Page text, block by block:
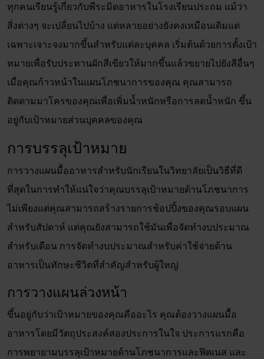
ทุกคนเรียนรู้เกี่ยวกับพีระมิดอาหารในโรงเรียนประถม แม้ว่า
สิ่งต่างๆ จะเปลี่ยนไปบ้าง แต่หลายอย่างยังคงเหมือนเดิมแต่
เฉพาะเจาะจงมากขึ้นสำหรับแต่ละบุคคล เริ่มต้นด้วยการตั้งเป้า
หมายเพื่อรับประทานผักสีเขียวให้มากขึ้นแล้วขยายไปยังสีอื่นๆ
เมื่อคุณก้าวหน้าในแผนโภชนาการของคุณ คุณสามารถ
ติดตามมาโครของคุณเพื่อเพิ่มน้ำหนักหรือการลดน้ำหนัก ขึ้น
อยู่กับเป้าหมายส่วนบุคคลของคุณ
การบรรลุเป้าหมาย
การวางแผนมื้ออาหารสำหรับนักเรียนในวิทยาลัยเป็นวิธีที่ดี
ที่สุดในการทำให้แน่ใจว่าคุณบรรลุเป้าหมายด้านโภชนาการ
ไม่เพียงแต่คุณสามารถสร้างรายการช้อปปิ้งของคุณรอบแผน
สำหรับสัปดาห์ แต่คุณยังสามารถใช้มันเพื่อจัดทำงบประมาณ
สำหรับเดือน การจัดทำงบประมาณสำหรับค่าใช้จ่ายด้าน
อาหารเป็นทักษะชีวิตที่สำคัญสำหรับผู้ใหญ่
การวางแผนล่วงหน้า
ขึ้นอยู่กับว่าเป้าหมายของคุณคืออะไร คุณต้องวางแผนมื้อ
อาหารโดยมีวัตถุประสงค์สองประการในใจ ประการแรกคือ
การพยายามบรรลุเป้าหมายด้านโภชนาการและฟิตเนส และ